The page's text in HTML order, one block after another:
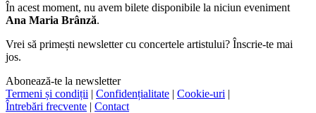
În acest moment, nu avem bilete disponibile la niciun eveniment
Ana Maria Brânză.
Vrei să primești newsletter cu concertele artistului? Înscrie-te mai
jos.
Abonează-te la newsletter
Termeni și condiții | Confidențialitate | Cookie-uri |
Întrebări frecvente | Contact